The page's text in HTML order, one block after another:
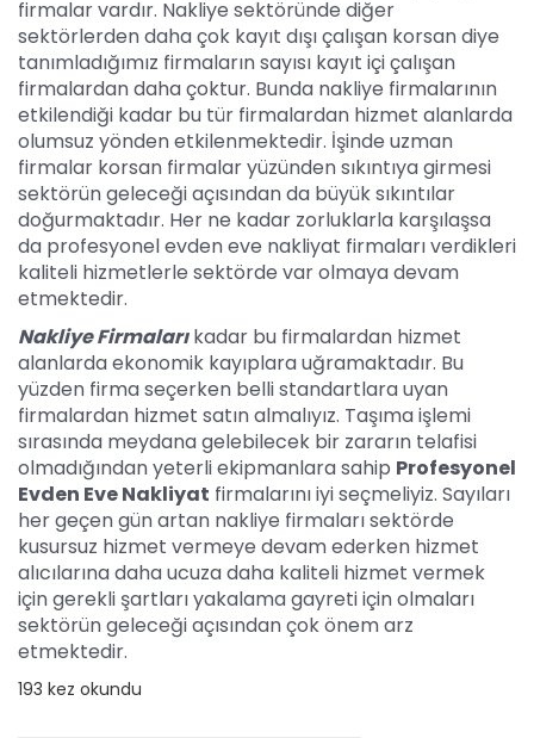
firmalar vardır. Nakliye sektöründe diğer
sektörlerden daha çok kayıt dışı çalışan korsan diye
tanımladığımız firmaların sayısı kayıt içi çalışan
firmalardan daha çoktur. Bunda nakliye firmalarının
etkilendiği kadar bu tür firmalardan hizmet alanlarda
olumsuz yönden etkilenmektedir. İşinde uzman
firmalar korsan firmalar yüzünden sıkıntıya girmesi
sektörün geleceği açısından da büyük sıkıntılar
doğurmaktadır. Her ne kadar zorluklarla karşılaşsa
da profesyonel evden eve nakliyat firmaları verdikleri
kaliteli hizmetlerle sektörde var olmaya devam
etmektedir.
Nakliye Firmalarıkadar bu firmalardan hizmet
alanlarda ekonomik kayıplara uğramaktadır. Bu
yüzden firma seçerken belli standartlara uyan
firmalardan hizmet satın almalıyız. Taşıma işlemi
sırasında meydana gelebilecek bir zararın telafisi
olmadığından yeterli ekipmanlara sahip Profesyonel
Evden Eve Nakliyat firmalarını iyi seçmeliyiz. Sayıları
her geçen gün artan nakliye firmaları sektörde
kusursuz hizmet vermeye devam ederken hizmet
alıcılarına daha ucuza daha kaliteli hizmet vermek
için gerekli şartları yakalama gayreti için olmaları
sektörün geleceği açısından çok önem arz
etmektedir.
193 kez okundu